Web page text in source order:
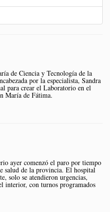
de Ciencia y Tecnología de la
por la especialista, Sandra
para crear el Laboratorio en el
María de Fátima.
ayer comenzó el paro por tiempo
salud de la provincia. El hospital
solo se atendieron urgencias,
interior, con turnos programados